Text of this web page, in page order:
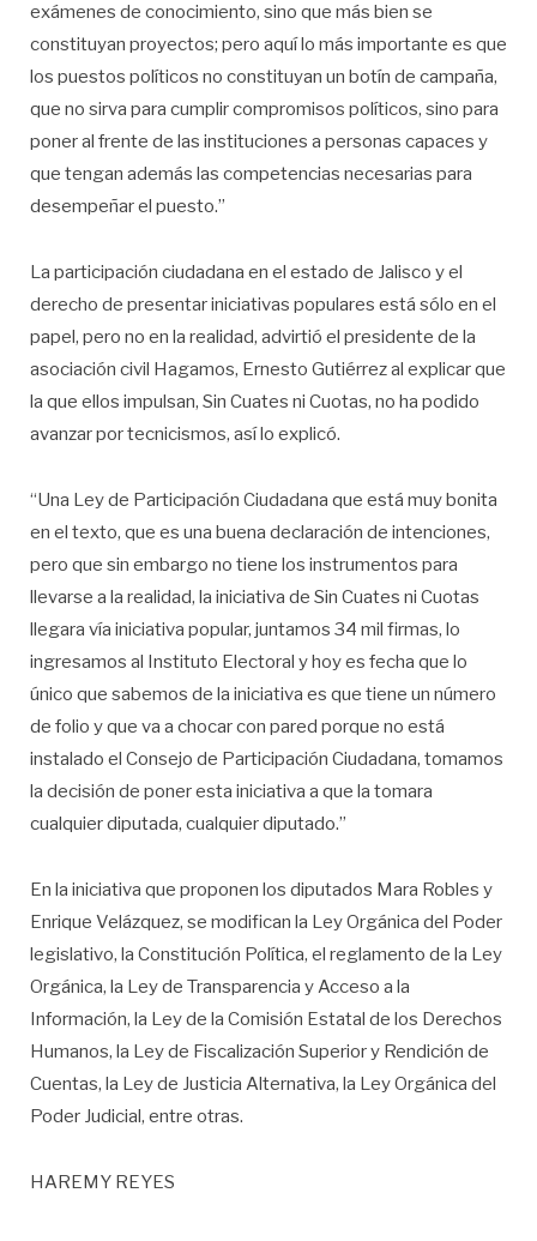
exámenes de conocimiento, sino que más bien se
constituyan proyectos; pero aquí lo más importante es que
los puestos políticos no constituyan un botín de campaña,
que no sirva para cumplir compromisos políticos, sino para
poner al frente de las instituciones a personas capaces y
que tengan además las competencias necesarias para
desempeñar el puesto.”
La participación ciudadana en el estado de Jalisco y el
derecho de presentar iniciativas populares está sólo en el
papel, pero no en la realidad, advirtió el presidente de la
asociación civil Hagamos, Ernesto Gutiérrez al explicar que
la que ellos impulsan, Sin Cuates ni Cuotas, no ha podido
avanzar por tecnicismos, así lo explicó.
“Una Ley de Participación Ciudadana que está muy bonita
en el texto, que es una buena declaración de intenciones,
pero que sin embargo no tiene los instrumentos para
llevarse a la realidad, la iniciativa de Sin Cuates ni Cuotas
llegara vía iniciativa popular, juntamos 34 mil firmas, lo
ingresamos al Instituto Electoral y hoy es fecha que lo
único que sabemos de la iniciativa es que tiene un número
de folio y que va a chocar con pared porque no está
instalado el Consejo de Participación Ciudadana, tomamos
la decisión de poner esta iniciativa a que la tomara
cualquier diputada, cualquier diputado.”
En la iniciativa que proponen los diputados Mara Robles y
Enrique Velázquez, se modifican la Ley Orgánica del Poder
legislativo, la Constitución Política, el reglamento de la Ley
Orgánica, la Ley de Transparencia y Acceso a la
Información, la Ley de la Comisión Estatal de los Derechos
Humanos, la Ley de Fiscalización Superior y Rendición de
Cuentas, la Ley de Justicia Alternativa, la Ley Orgánica del
Poder Judicial, entre otras.
HAREMY REYES